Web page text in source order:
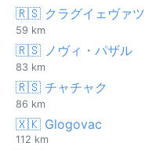
🇷🇸 クラグイェヴァツ
59 km
🇷🇸 ノヴィ・パザル
83 km
🇷🇸 チャチャク
86 km
🇽🇰 Glogovac
112 km